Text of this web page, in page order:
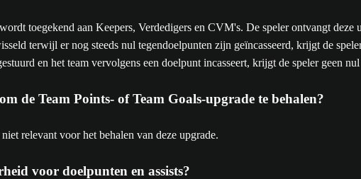
toegekend aan Keepers, Verdedigers en CVM's. De speler ontvangt deze
terwijl er nog steeds nul tegendoelpunten zijn geïncasseerd, krijgt de
en het team vervolgens een doelpunt incasseert, krijgt de speler geen
de Team Points- of Team Goals-upgrade te behalen?
relevant voor het behalen van deze upgrade.
voor doelpunten en assists?